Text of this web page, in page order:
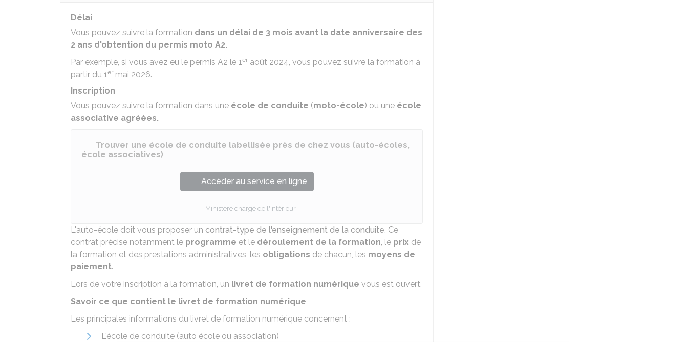
Délai
Vous pouvez suivre la formation dans un délai de 3 mois avant la date anniversaire des
2 ans d'obtention du permis moto A2.
Par exemple, si vous avez eu le permis A2 le 1er août 2024, vous pouvez suivre la formation à
partir du 1er mai 2026.
Inscription
Vous pouvez suivre la formation dans une école de conduite (moto-école) ou une école
associative agréées.
Trouver une école de conduite labellisée près de chez vous (auto-écoles,
école associatives)
Accéder au service en ligne
Ministère chargé de l'intérieur
L'auto-école doit vous proposer un contrat-type de l'enseignement de la conduite. Ce
contrat précise notamment le programme et le déroulement de la formation, le prix de
la formation et des prestations administratives, les obligations de chacun, les moyens de
paiement.
Lors de votre inscription à la formation, un livret de formation numérique vous est ouvert.
Savoir ce que contient le livret de formation numérique
Les principales informations du livret de formation numérique concernent :
L'école de conduite (auto école ou association)